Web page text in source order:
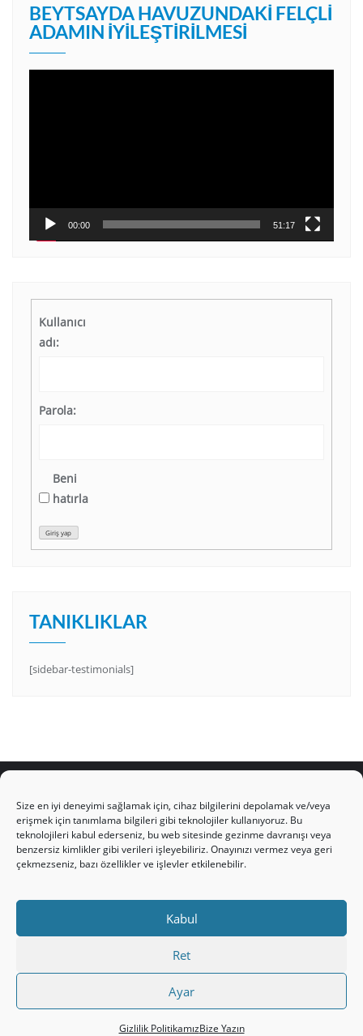
Size en iyi deneyimi sağlamak için, cihaz bilgilerini depolamak ve/veya
erişmek için tanımlama bilgileri gibi teknolojiler kullanıyoruz. Bu
teknolojileri kabul ederseniz, bu web sitesinde gezinme davranışı veya
benzersiz kimlikler gibi verileri işleyebiliriz. Onayınızı vermez veya geri
çekmezseniz, bazı özellikler ve işlevler etkilenebilir.
Kabul
Ret
Ayar
Gizlilik PolitikamızBize Yazın
BEYTSAYDA HAVUZUNDAKI FELÇLI
ADAMIN İYILEŞTIRILMESI
00:00 51:17
Kullanıcı
adı:
Parola:
Beni
hatırla
Giriş yap
TANIKLIKLAR
[sidebar-testimonials]
HAKKIMIZDA Üyelik Kuralları
Bize Yazın
Gizlilik Politikamız
İncil’den Dersler
Makaleler
ABNSAT Türkiye – Canlı İzleyin
Ahuva Hizmetleri YouTube Sayfası
Paltalk Sohbet Odası
Copyright ©2026 hristiyanturk.com . All rights reserved.